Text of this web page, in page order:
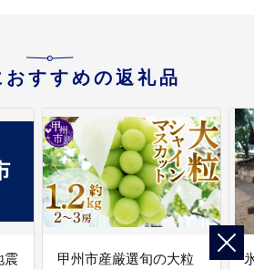
おすすめの返礼品
震
甲州市産厳選旬の大粒